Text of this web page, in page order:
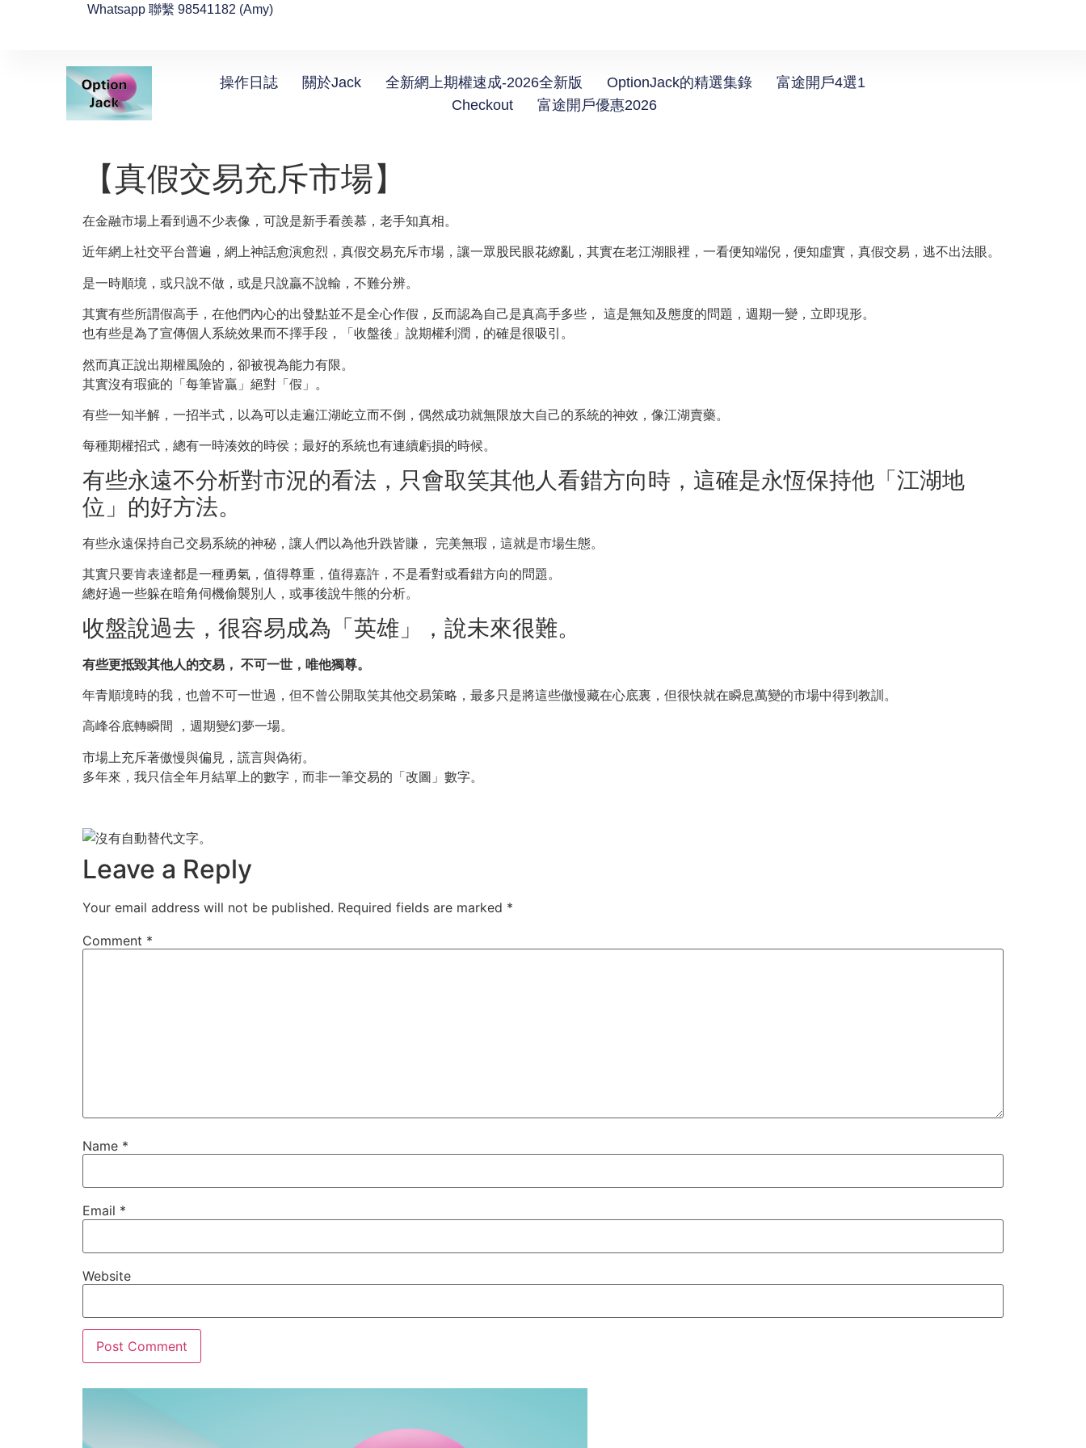
Whatsapp 聯繫 98541182 (Amy)
操作日誌 關於Jack 全新網上期權速成-2026全新版 OptionJack的精選集錄
富途開戶4選1
Checkout
富途開戶優惠2026
【真假交易充斥市場】
在金融市場上看到過不少表像，可說是新手看羨慕，老手知真相。
近年網上社交平台普遍，網上神話愈演愈烈，真假交易充斥市場，讓一眾股民眼花繚亂，其實在老江湖眼裡，一看便知端倪，便知虛實，真假交易，逃不出法眼。
是一時順境，或只說不做，或是只說贏不說輸，不難分辨。
其實有些所謂假高手，在他們內心的出發點並不是全心作假，反而認為自己是真高手多些， 這是無知及態度的問題，週期一變，立即現形。
也有些是為了宣傳個人系統效果而不擇手段，「收盤後」說期權利潤，的確是很吸引。
然而真正說出期權風險的，卻被視為能力有限。
其實沒有瑕疵的「每筆皆贏」絕對「假」。
有些一知半解，一招半式，以為可以走遍江湖屹立而不倒，偶然成功就無限放大自己的系統的神效，像江湖賣藥。
每種期權招式，總有一時湊效的時侯；最好的系統也有連續虧損的時候。
有些永遠不分析對市況的看法，只會取笑其他人看錯方向時，這確是永恆保持他「江湖地
位」的好方法。
有些永遠保持自己交易系統的神秘，讓人們以為他升跌皆賺， 完美無瑕，這就是市場生態。
其實只要肯表達都是一種勇氣，值得尊重，值得嘉許，不是看對或看錯方向的問題。
總好過一些躲在暗角伺機偷襲別人，或事後說牛熊的分析。
收盤說過去，很容易成為「英雄」，說未來很難。
有些更抵毀其他人的交易， 不可一世，唯他獨尊。
年青順境時的我，也曾不可一世過，但不曾公開取笑其他交易策略，最多只是將這些傲慢藏在心底裏，但很快就在瞬息萬變的市場中得到教訓。
高峰谷底轉瞬間 ，週期變幻夢一場。
市場上充斥著傲慢與偏見，謊言與偽術。
多年來，我只信全年月結單上的數字，而非一筆交易的「改圖」數字。
Leave a Reply
Your email address will not be published. Required fields are marked *
Comment *
Name *
Email *
Website